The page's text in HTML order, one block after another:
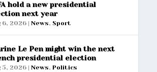
hold a new presidential
next year
6, 2026 |News, Sport
Le Pen might win the next
presidential election
5, 2026 |News,Politics